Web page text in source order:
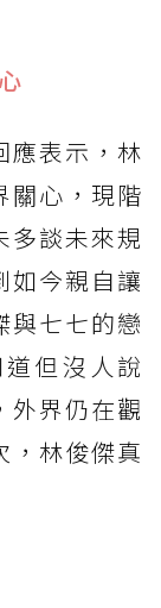
應表示，林
關心，現階
多談未來規
如今親自讓
與七七的戀
但沒人說
外界仍在觀
林俊傑真